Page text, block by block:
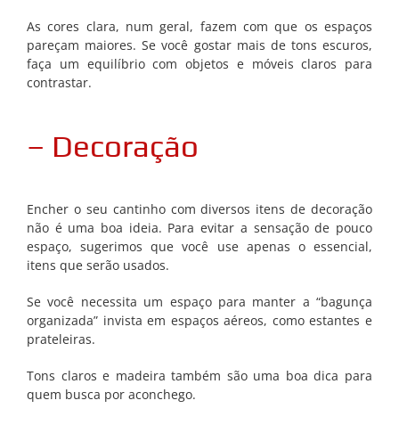
As cores clara, num geral, fazem com que os espaços
pareçam maiores. Se você gostar mais de tons escuros,
faça um equilíbrio com objetos e móveis claros para
contrastar.
– Decoração
Encher o seu cantinho com diversos itens de decoração
não é uma boa ideia. Para evitar a sensação de pouco
espaço, sugerimos que você use apenas o essencial,
itens que serão usados.
Se você necessita um espaço para manter a “bagunça
organizada” invista em espaços aéreos, como estantes e
prateleiras.
Tons claros e madeira também são uma boa dica para
quem busca por aconchego.